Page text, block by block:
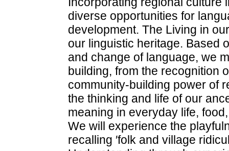
diverse opportunities for
development. The Living in
our linguistic heritage. Based
and change of language, we
building, from the recognition
community-building power of
the thinking and life of our
meaning in everyday life,
We will experience the
recalling ′folk and village